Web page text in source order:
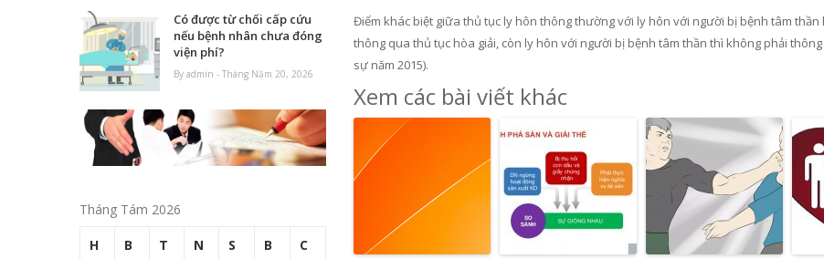
Điểm khác biệt giữa thủ tục ly hôn thông thường với ly hôn với người bị bệnh tâm
thông qua thủ tục hòa giải, còn ly hôn với người bị bệnh tâm thần thì không phải
sự năm 2015).
Xem các bài viết khác
Có được từ chối cấp cứu
nếu bệnh nhân chưa đóng
viện phí?
By admin - Tháng Năm 20, 2026
Tháng Tám 2026
H B T N S B C